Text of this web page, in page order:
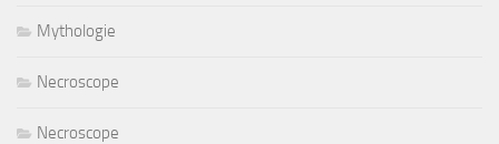
Mythologie
Necroscope
Necroscope